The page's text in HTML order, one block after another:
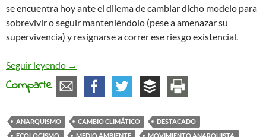
se encuentra hoy ante el dilema de cambiar dicho modelo para
sobrevivir o seguir manteniéndolo (pese a amenazar su
supervivencia) y resignarse a correr ese riesgo existencial.
Seguir leyendo Por un anarquismo resueltamente ecosolidario
→
Comparte
ANARQUISMO CAMBIO CLIMÁTICO
DESTACADO
ECOLOGISMO
MEDIO AMBIENTE MOVIMIENTO ANARQUISTA